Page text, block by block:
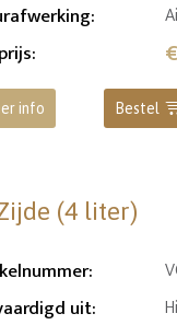
:
:
info Bestel
(4 liter)
:
uit: